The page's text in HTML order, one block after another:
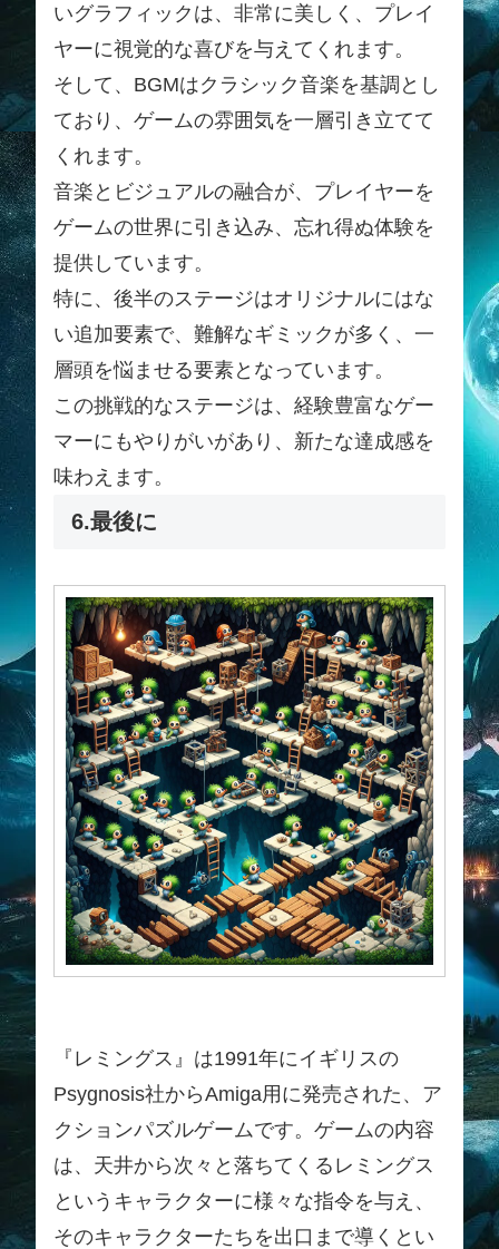
いグラフィックは、非常に美しく、プレイ
ヤーに視覚的な喜びを与えてくれます。
そして、BGMはクラシック音楽を基調とし
ており、ゲームの雰囲気を一層引き立てて
くれます。
音楽とビジュアルの融合が、プレイヤーを
ゲームの世界に引き込み、忘れ得ぬ体験を
提供しています。
特に、後半のステージはオリジナルにはな
い追加要素で、難解なギミックが多く、一
層頭を悩ませる要素となっています。
この挑戦的なステージは、経験豊富なゲー
マーにもやりがいがあり、新たな達成感を
味わえます。
6.最後に
『レミングス』は1991年にイギリスの
Psygnosis社からAmiga用に発売された、ア
クションパズルゲームです。ゲームの内容
は、天井から次々と落ちてくるレミングス
というキャラクターに様々な指令を与え、
そのキャラクターたちを出口まで導くとい